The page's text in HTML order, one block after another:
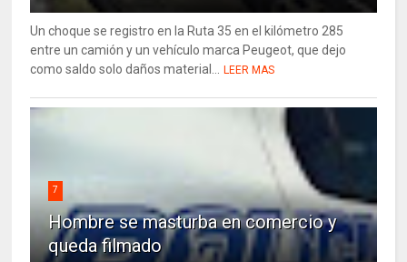
Un choque se registro en la Ruta 35 en el kilómetro 285
entre un camión y un vehículo marca Peugeot, que dejo
como saldo solo daños material... LEER MAS
7
Hombre se masturba en comercio y
queda filmado